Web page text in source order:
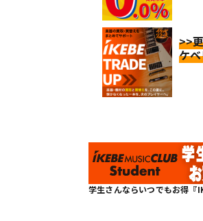
>>
ケ
学生さんならいつでもお得『